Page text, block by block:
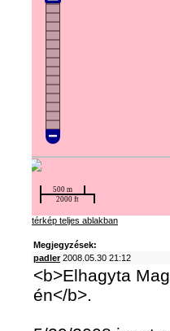
térkép teljes ablakban
Megjegyzések:
padler2008.05.30 21:12
<b>Elhagyta
én</b>.